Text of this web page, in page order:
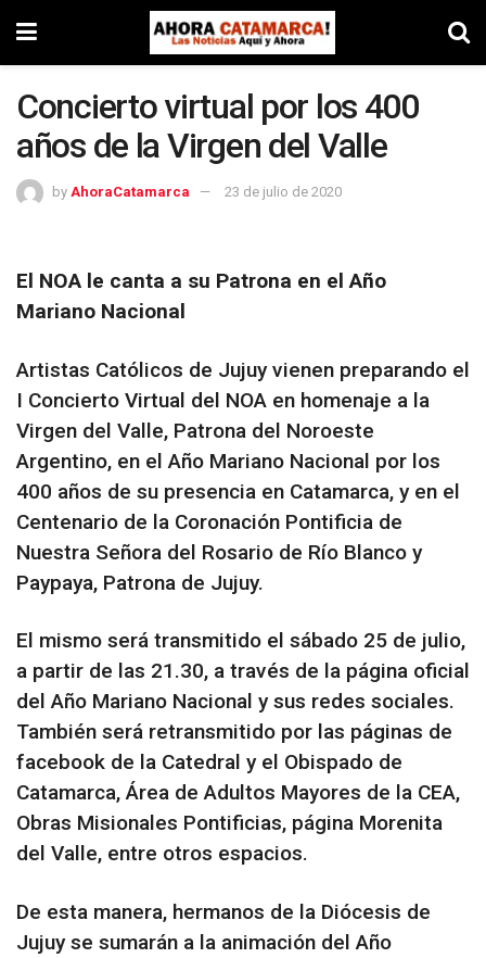
Concierto virtual por los 400
años de la Virgen del Valle
by AhoraCatamarca 23 de julio de 2020
El NOA le canta a su Patrona en el Año
Mariano Nacional
Artistas Católicos de Jujuy vienen preparando el
I Concierto Virtual del NOA en homenaje a la
Virgen del Valle, Patrona del Noroeste
Argentino, en el Año Mariano Nacional por los
400 años de su presencia en Catamarca, y en el
Centenario de la Coronación Pontificia de
Nuestra Señora del Rosario de Río Blanco y
Paypaya, Patrona de Jujuy.
El mismo será transmitido el sábado 25 de julio,
a partir de las 21.30, a través de la página oficial
del Año Mariano Nacional y sus redes sociales.
También será retransmitido por las páginas de
facebook de la Catedral y el Obispado de
Catamarca, Área de Adultos Mayores de la CEA,
Obras Misionales Pontificias, página Morenita
del Valle, entre otros espacios.
De esta manera, hermanos de la Diócesis de
Jujuy se sumarán a la animación del Año